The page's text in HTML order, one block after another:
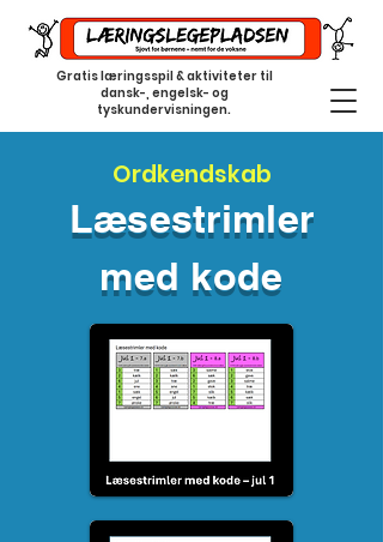
Gratis læringsspil & aktiviteter til
dansk-, engelsk- og
tyskundervisningen.
Ordkendskab
Læsestrimler
med kode